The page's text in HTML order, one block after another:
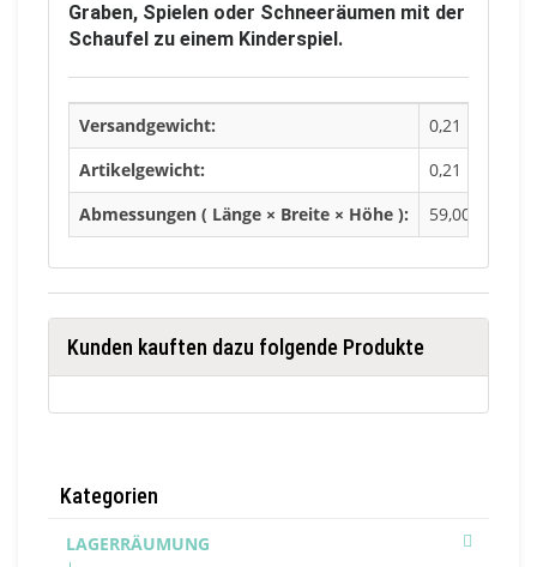
Graben, Spielen oder Schneeräumen mit der
Schaufel zu einem Kinderspiel.
Versandgewicht:
0,21 Kg
Artikelgewicht:
0,21 Kg
Abmessungen ( Länge × Breite × Höhe ):
59,00 ×
Kunden kauften dazu folgende Produkte
Kategorien
LAGERRÄUMUNG